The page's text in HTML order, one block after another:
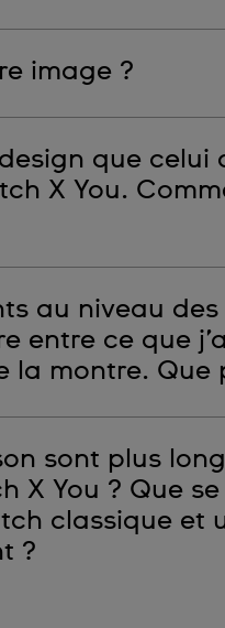
image ?
que celui
X You.
disponible, il ne peut
les motifs que pour
au niveau
entre ce que
la montre. Que
en ligne et la
normales dans le
avec la qualité de
veuillez suivre la
sont plus
X You ? Que
classique et
?